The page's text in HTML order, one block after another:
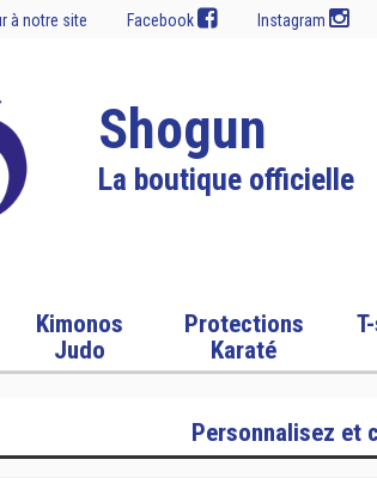
à notre site Facebook Instagram
Shogun
La boutique officielle
Kimonos
Judo
Protections
Karaté
Personnalisez et